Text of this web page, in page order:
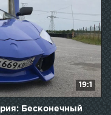
19:1
Бесконечный